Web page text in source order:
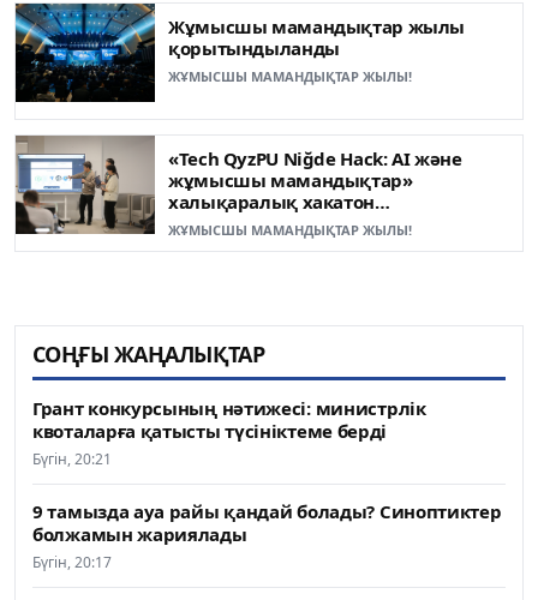
Жұмысшы мамандықтар жылы
қорытындыланды
ЖҰМЫСШЫ МАМАНДЫҚТАР ЖЫЛЫ!
«Tech QyzPU Niğde Hack: AI және
жұмысшы мамандықтар»
халықаралық хакатон
жеңімпаздары анықталды
ЖҰМЫСШЫ МАМАНДЫҚТАР ЖЫЛЫ!
СОҢҒЫ ЖАҢАЛЫҚТАР
Грант конкурсының нәтижесі: министрлік
квоталарға қатысты түсініктеме берді
Бүгін, 20:21
9 тамызда ауа райы қандай болады? Синоптиктер
болжамын жариялады
Бүгін, 20:17